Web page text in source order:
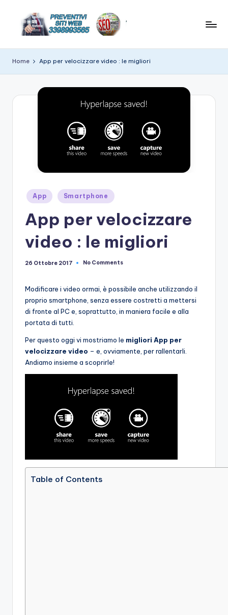
r
e
a
si
suggerimenti
Home App per velocizzare video : le migliori
Posted
in
App Smartphone
App per velocizzare
video : le migliori
26 Ottobre 2017 No Comments
Modificare i video ormai, è possibile anche utilizzando il
proprio smartphone, senza essere costretti a mettersi
di fronte al PC e, soprattutto, in maniera facile e alla
portata di tutti.
Per questo oggi vi mostriamo le migliori App per
velocizzare video – e, ovviamente, per rallentarli.
Andiamo insieme a scoprirle!
Table of Contents